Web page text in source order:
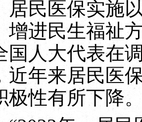
医保实施以
增进民生福祉
国人大代表在
近年来居民医
极性有所下降